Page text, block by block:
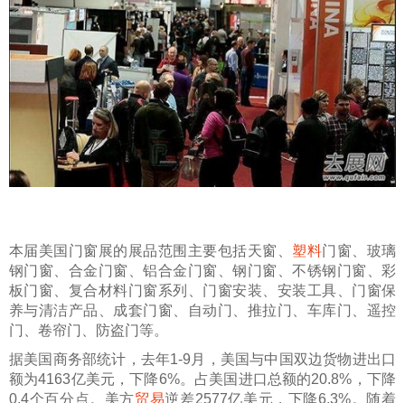
本届美国门窗展的展品范围主要包括天窗、 塑料门窗、玻璃
钢门窗、合金门窗、铝合金门窗、钢门窗、不锈钢门窗、彩
板门窗、复合材料门窗系列、门窗安装、安装工具、门窗保
养与清洁产品、成套门窗、自动门、推拉门、车库门、遥控
门、卷帘门、防盗门等。
据美国商务部统计，去年1-9月，美国与中国双边货物进出口
额为4163亿美元，下降6%。占美国进口总额的20.8%，下降
0.4个百分点。美方贸易逆差2577亿美元，下降6.3%。随着